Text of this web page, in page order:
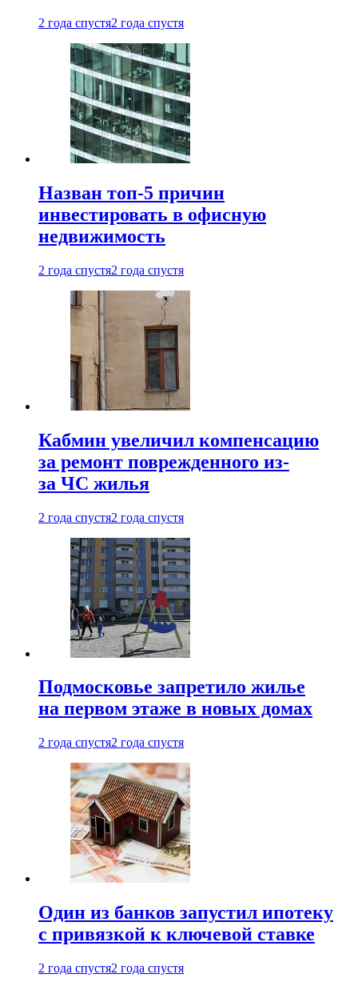
2 года спустя2 года спустя
Назван топ-5 причин
инвестировать в офисную
недвижимость
2 года спустя2 года спустя
Кабмин увеличил компенсацию
за ремонт поврежденного из-
за ЧС жилья
2 года спустя2 года спустя
Подмосковье запретило жилье
на первом этаже в новых домах
2 года спустя2 года спустя
Один из банков запустил ипотеку
с привязкой к ключевой ставке
2 года спустя2 года спустя